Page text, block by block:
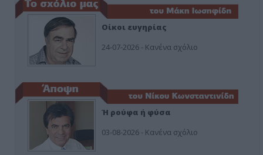
Οίκοι ευγηρίας
24-07-2026 - Κανένα σχόλιο
Ή ρούφα ή φύσα
03-08-2026 - Κανένα σχόλιο